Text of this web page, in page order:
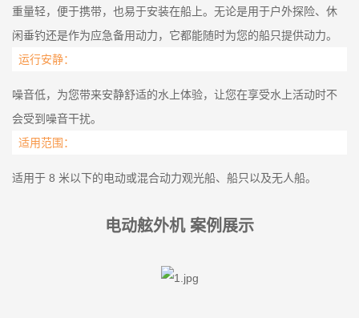
重量轻，便于携带，也易于安装在船上。无论是用于户外探险、休
闲垂钓还是作为应急备用动力，它都能随时为您的船只提供动力。
运行安静：
噪音低，为您带来安静舒适的水上体验，让您在享受水上活动时不
会受到噪音干扰。
适用范围：
适用于 8 米以下的电动或混合动力观光船、船只以及无人船。
电动舷外机 案例展示